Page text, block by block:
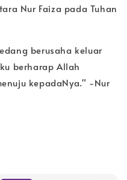
Nur Faiza pada Tuhan
berusaha keluar
berharap Allah
kepadaNya." -Nur